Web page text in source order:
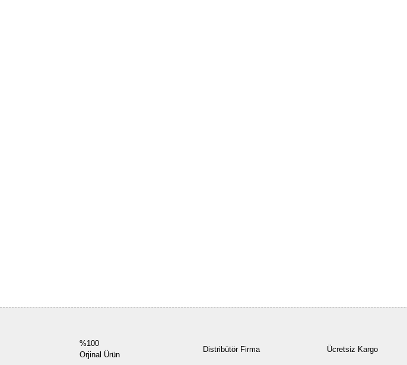
%100
Orjinal Ürün
Distribütör Firma Ücretsiz Kargo